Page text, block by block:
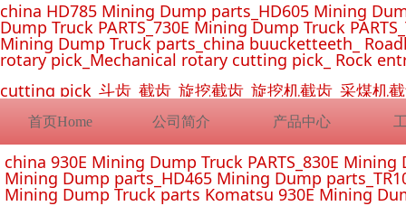
首页Home 公司简介 产品中心
china HD785 Mining Dump parts_HD605 Mining
Dump Truck PARTS_730E Mining Dump Truck
Mining Dump Truck parts_china buucketteeth_
rotary pick_Mechanical rotary cutting pick_ Rock
cutting pick_斗齿_截齿_旋挖截齿_旋挖机截齿_采煤
china 930E Mining Dump Truck PARTS_830E
Mining Dump parts_HD465 Mining Dump
Mining Dump Truck parts Komatsu 930E Mining